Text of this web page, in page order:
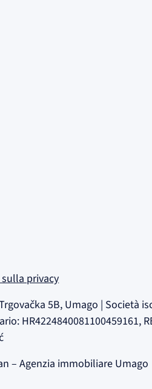
privacy
5B, Umago | Società
– Agenzia immobiliare Umago